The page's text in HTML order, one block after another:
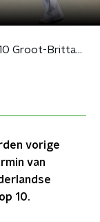
Armin en Caro blijven in top 10 Groot-Brittannië
vorige
van
10.